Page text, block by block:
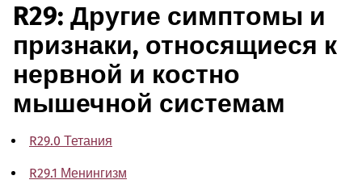
R29: Другие симптомы и
признаки, относящиеся к
нервной и костно
мышечной системам
R29.0 Тетания
R29.1 Менингизм